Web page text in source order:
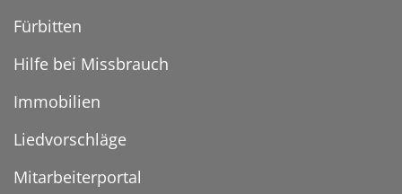
Fürbitten
Hilfe bei Missbrauch
Immobilien
Liedvorschläge
Mitarbeiterportal